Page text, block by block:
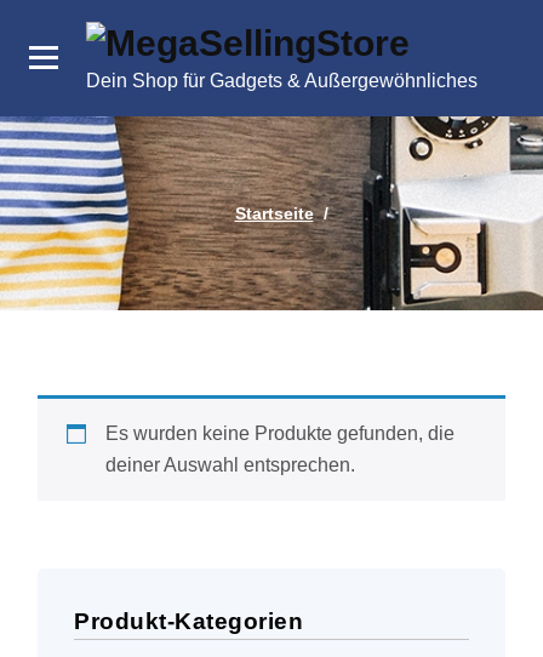
Inhalt
Dein Shop für Gadgets & Außergewöhnliches
Startseite/
Es wurden keine Produkte gefunden, die
deiner Auswahl entsprechen.
Produkt-Kategorien